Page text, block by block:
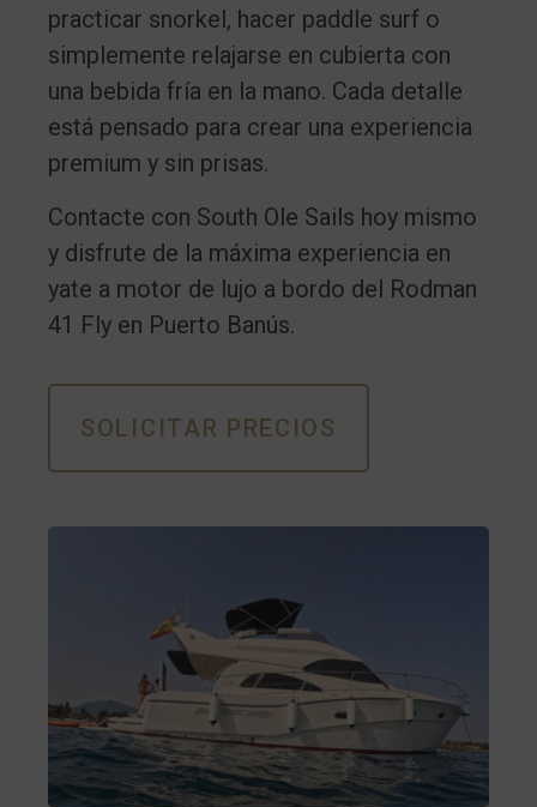
practicar snorkel, hacer paddle surf o
simplemente relajarse en cubierta con
una bebida fría en la mano. Cada detalle
está pensado para crear una experiencia
premium y sin prisas.
Contacte con South Ole Sails hoy mismo
y disfrute de la máxima experiencia en
yate a motor de lujo a bordo del Rodman
41 Fly en Puerto Banús.
SOLICITAR PRECIOS